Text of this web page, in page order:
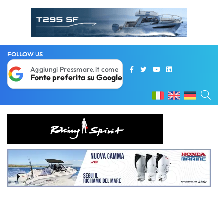
FOLLOW US
Aggiungi Pressmare.it come
Fonte preferita su Google